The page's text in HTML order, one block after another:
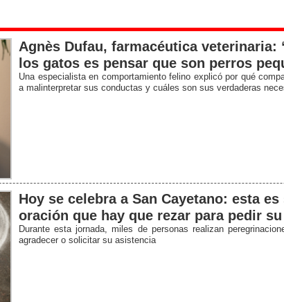
Agnès Dufau, farmacéutica veterinaria:
los gatos es pensar que son perros
Una especialista en comportamiento felino explicó por qué
a malinterpretar sus conductas y cuáles son sus verdaderas
Hoy se celebra a San Cayetano: esta
oración que hay que rezar para pedir
Durante esta jornada, miles de personas realizan
agradecer o solicitar su asistencia